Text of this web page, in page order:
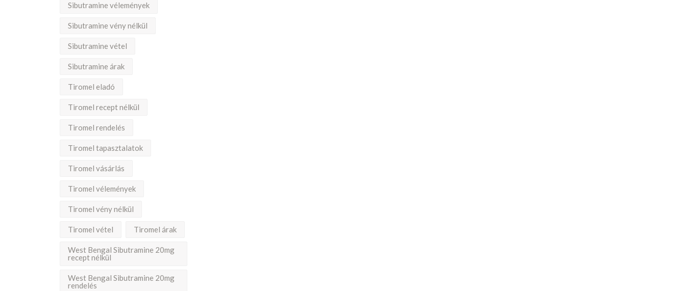
Sibutramine vélemények
Sibutramine vény nélkül
Sibutramine vétel
Sibutramine árak
Tiromel eladó
Tiromel recept nélkül
Tiromel rendelés
Tiromel tapasztalatok
Tiromel vásárlás
Tiromel vélemények
Tiromel vény nélkül
Tiromel vétel Tiromel árak
West Bengal Sibutramine 20mg
recept nélkül
West Bengal Sibutramine 20mg
rendelés